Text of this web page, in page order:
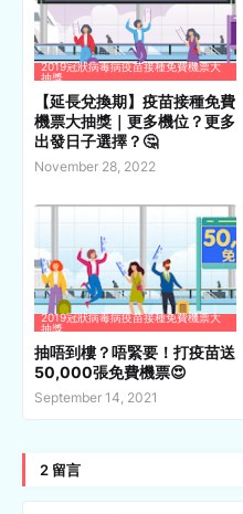
2019冠狀病毒病疫苗接種免費機票大
抽獎
【延長兌換期】疫苗接種免費
機票大抽獎｜更多機位？更多
出發日子選擇？🤔
November 28, 2022
2019冠狀病毒病疫苗接種免費機票大
抽獎
抽唔到樓？唔緊要！打疫苗送
50,000張免費機票😍
September 14, 2021
2 留言